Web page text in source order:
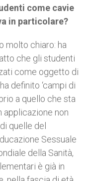
come cavie
in particolare?
molto chiaro: ha
che gli studenti
come oggetto di
definito ‘campi di
a quello che sta
applicazione non
quelle del
Sessuale
della Sanità,
è già in